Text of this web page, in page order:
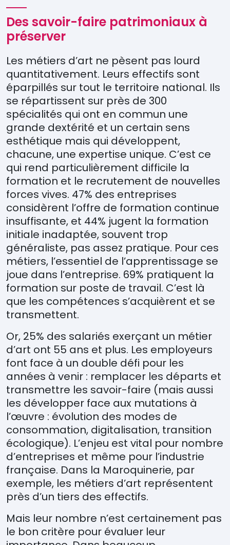
Des savoir-faire patrimoniaux à
préserver
Les métiers d’art ne pèsent pas lourd
quantitativement. Leurs effectifs sont
éparpillés sur tout le territoire national. Ils
se répartissent sur près de 300
spécialités qui ont en commun une
grande dextérité et un certain sens
esthétique mais qui développent,
chacune, une expertise unique. C’est ce
qui rend particulièrement difficile la
formation et le recrutement de nouvelles
forces vives. 47% des entreprises
considèrent l’offre de formation continue
insuffisante, et 44% jugent la formation
initiale inadaptée, souvent trop
généraliste, pas assez pratique. Pour ces
métiers, l’essentiel de l’apprentissage se
joue dans l’entreprise. 69% pratiquent la
formation sur poste de travail. C’est là
que les compétences s’acquièrent et se
transmettent.
Or, 25% des salariés exerçant un métier
d’art ont 55 ans et plus. Les employeurs
font face à un double défi pour les
années à venir : remplacer les départs et
transmettre les savoir-faire (mais aussi
les développer face aux mutations à
l’œuvre : évolution des modes de
consommation, digitalisation, transition
écologique). L’enjeu est vital pour nombre
d’entreprises et même pour l’industrie
française. Dans la Maroquinerie, par
exemple, les métiers d’art représentent
près d’un tiers des effectifs.
Mais leur nombre n’est certainement pas
le bon critère pour évaluer leur